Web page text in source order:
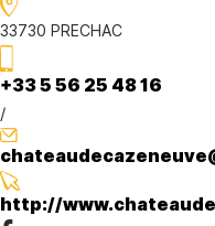
33730 PRECHAC
+33 5 56 25 48 16
/
http://